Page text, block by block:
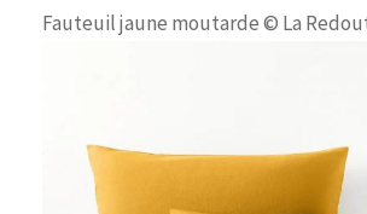
Fauteuil jaune moutarde © La